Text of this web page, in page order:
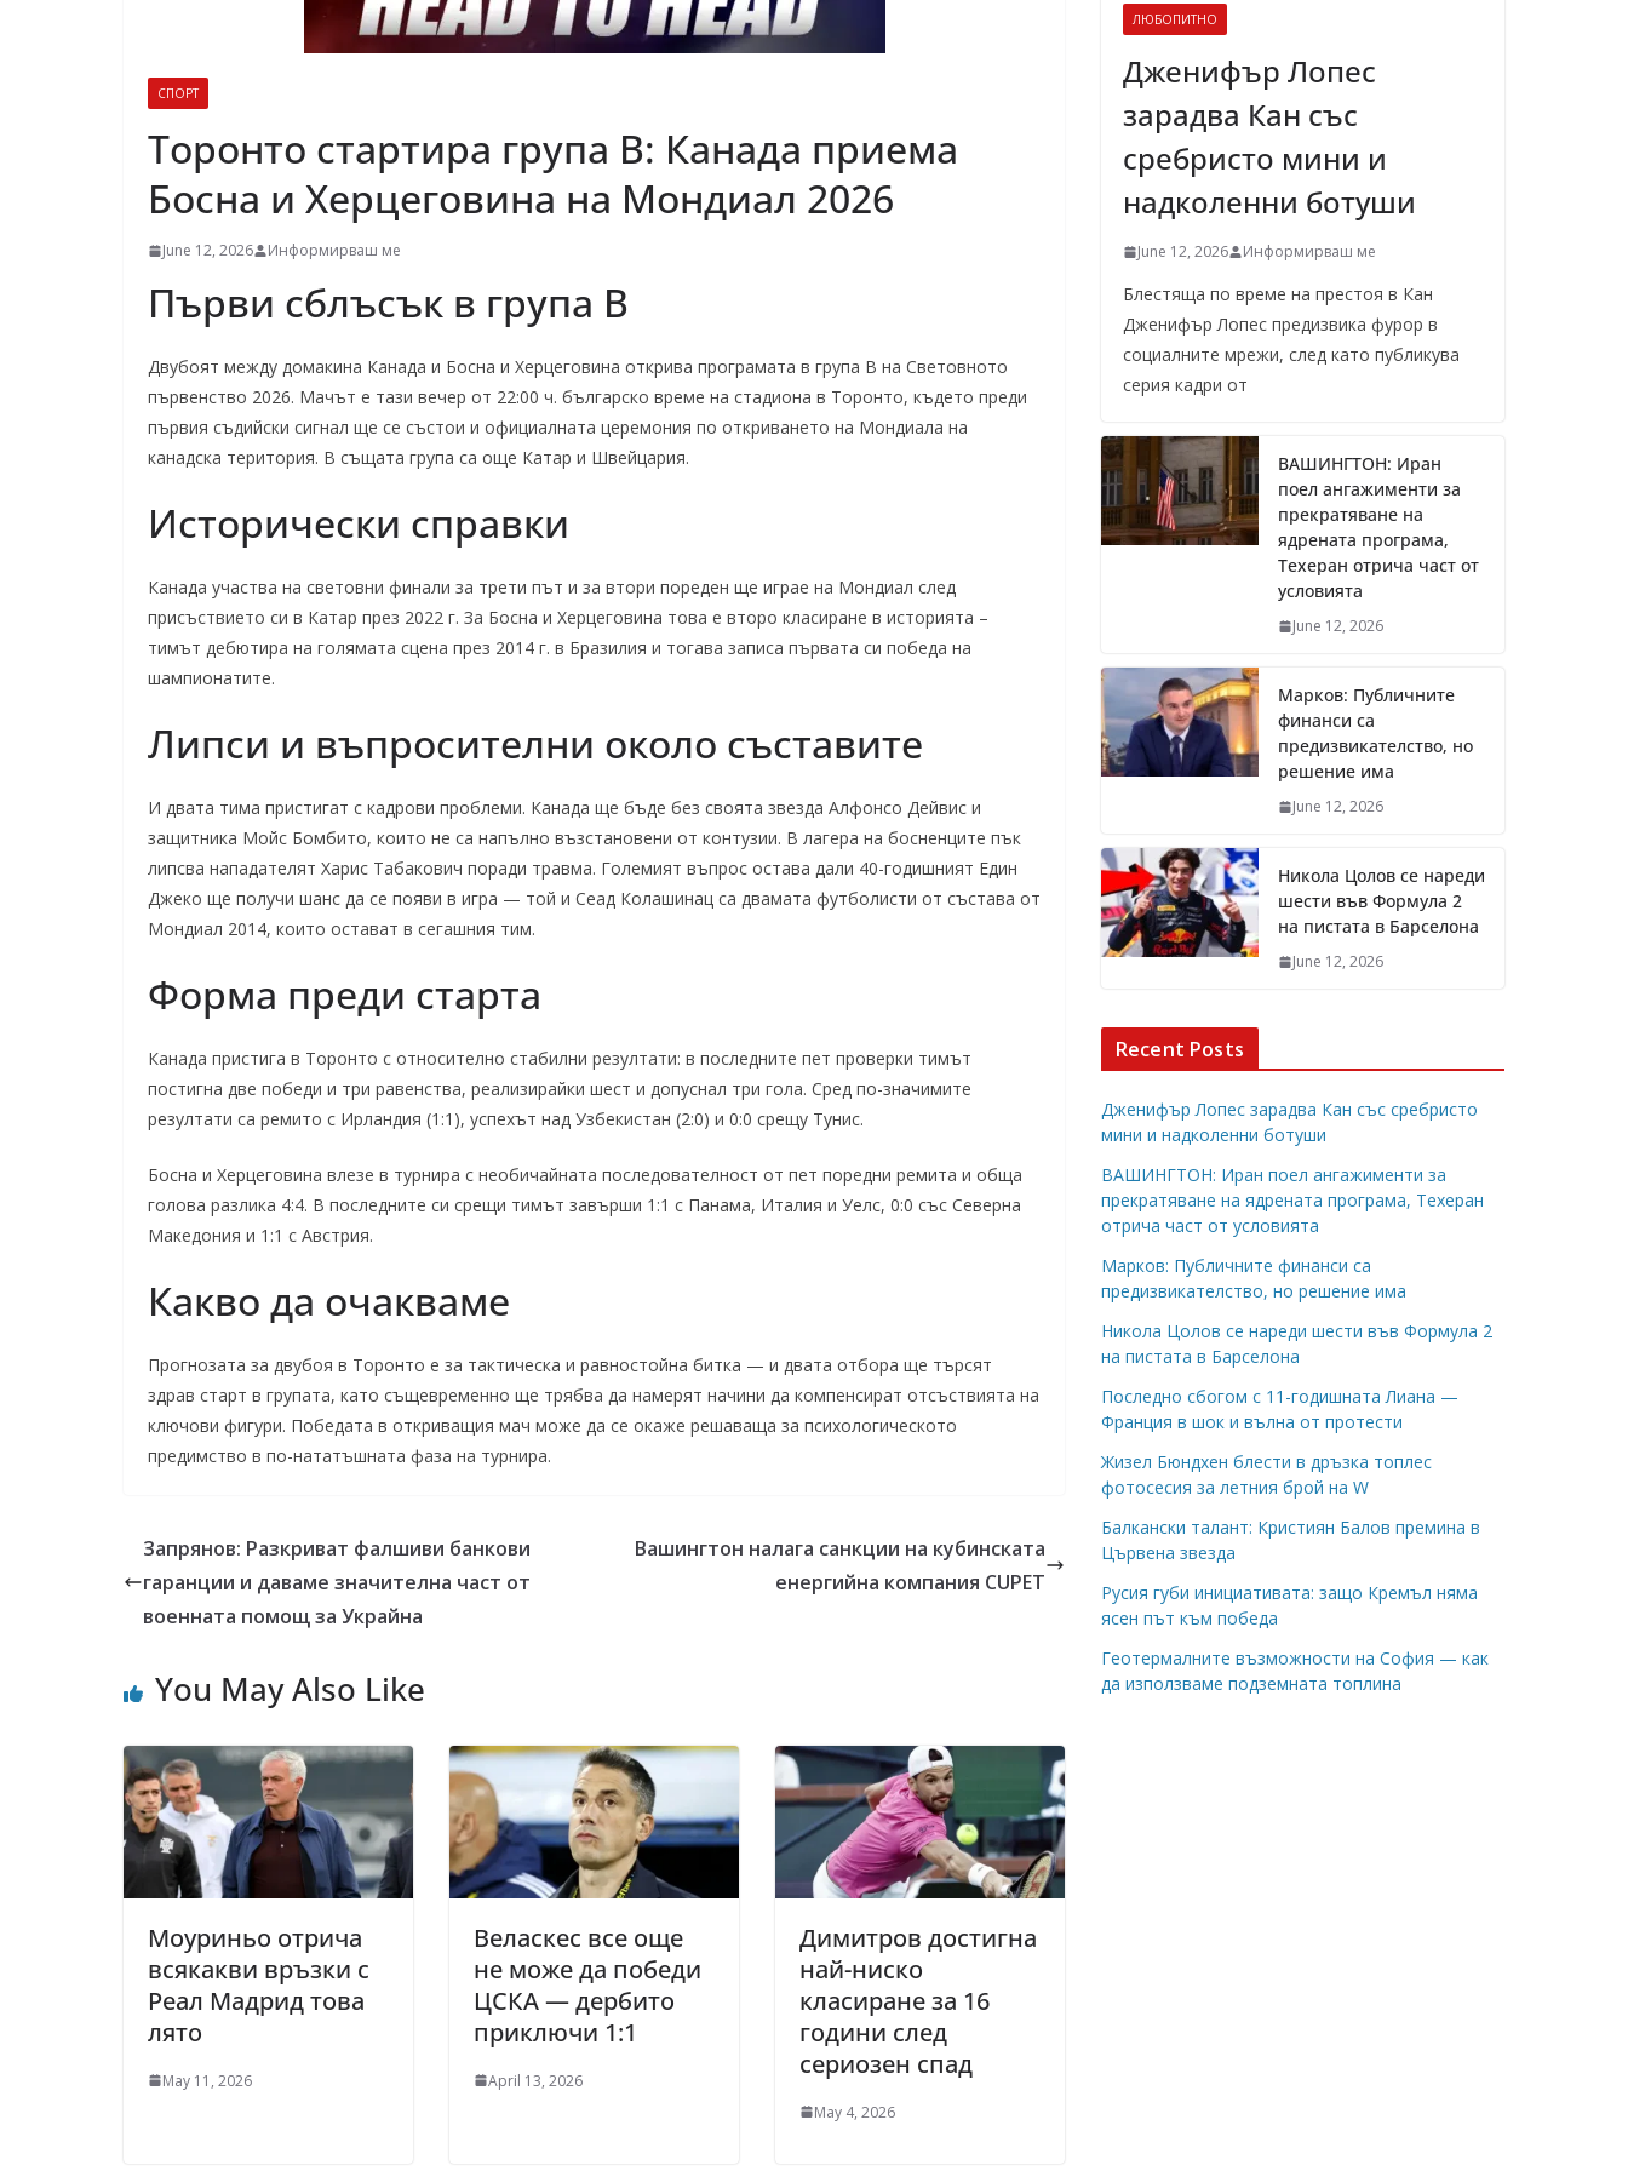
СПОРТ
Торонтo стартира група В: Канада приема
Босна и Херцеговина на Мондиал 2026
June 12, 2026 Информирваш ме
Първи сблъсък в група В
Двубоят между домакина Канада и Босна и Херцеговина открива програмата в група В на Световното
първенство 2026. Мачът е тази вечер от 22:00 ч. българско време на стадиона в Торонто, където преди
първия съдийски сигнал ще се състои и официалната церемония по откриването на Мондиала на
канадска територия. В същата група са още Катар и Швейцария.
Исторически справки
Канада участва на световни финали за трети път и за втори пореден ще играе на Мондиал след
присъствието си в Катар през 2022 г. За Босна и Херцеговина това е второ класиране в историята –
тимът дебютира на голямата сцена през 2014 г. в Бразилия и тогава записа първата си победа на
шампионатите.
Липси и въпросителни около съставите
И двата тима пристигат с кадрови проблеми. Канада ще бъде без своята звезда Алфонсо Дейвис и
защитника Мойс Бомбито, които не са напълно възстановени от контузии. В лагера на босненците пък
липсва нападателят Харис Табакович поради травма. Големият въпрос остава дали 40-годишният Един
Джеко ще получи шанс да се появи в игра — той и Сеад Колашинац са двамата футболисти от състава от
Мондиал 2014, които остават в сегашния тим.
Форма преди старта
Канада пристига в Торонто с относително стабилни резултати: в последните пет проверки тимът
постигна две победи и три равенства, реализирайки шест и допуснал три гола. Сред по-значимите
резултати са ремито с Ирландия (1:1), успехът над Узбекистан (2:0) и 0:0 срещу Тунис.
Босна и Херцеговина влезе в турнира с необичайната последователност от пет поредни ремита и обща
голова разлика 4:4. В последните си срещи тимът завърши 1:1 с Панама, Италия и Уелс, 0:0 със Северна
Македония и 1:1 с Австрия.
Какво да очакваме
Прогнозата за двубоя в Торонто е за тактическа и равностойна битка — и двата отбора ще търсят
здрав старт в групата, като същевременно ще трябва да намерят начини да компенсират отсъствията на
ключови фигури. Победата в откриващия мач може да се окаже решаваща за психологическото
предимство в по-нататъшната фаза на турнира.
Запрянов: Разкриват фалшиви банкови
гаранции и даваме значителна част от
военната помощ за Украйна
Вашингтон налага санкции на кубинската
енергийна компания CUPET
You May Also Like
Моуриньо отрича
всякакви връзки с
Реал Мадрид това
лято
May 11, 2026
Веласкес все още
не може да победи
ЦСКА — дербито
приключи 1:1
April 13, 2026
Димитров достигна
най-ниско
класиране за 16
години след
сериозен спад
May 4, 2026
ЛЮБОПИТНО
Дженифър Лопес
зарадва Кан със
сребристо мини и
надколенни ботуши
June 12, 2026 Информирваш ме
Блестяща по време на престоя в Кан
Дженифър Лопес предизвика фурор в
социалните мрежи, след като публикува
серия кадри от
ВАШИНГТОН: Иран
поел ангажименти за
прекратяване на
ядрената програма,
Техеран отрича част от
условията
June 12, 2026
Марков: Публичните
финанси са
предизвикателство, но
решение има
June 12, 2026
Никола Цолов се нареди
шести във Формула 2
на пистата в Барселона
June 12, 2026
Recent Posts
Дженифър Лопес зарадва Кан със сребристо
мини и надколенни ботуши
ВАШИНГТОН: Иран поел ангажименти за
прекратяване на ядрената програма, Техеран
отрича част от условията
Марков: Публичните финанси са
предизвикателство, но решение има
Никола Цолов се нареди шести във Формула 2
на пистата в Барселона
Последно сбогом с 11-годишната Лиана —
Франция в шок и вълна от протести
Жизел Бюндхен блести в дръзка топлес
фотосесия за летния брой на W
Балкански талант: Кристиян Балов премина в
Цървена звезда
Русия губи инициативата: защо Кремъл няма
ясен път към победа
Геотермалните възможности на София — как
да използваме подземната топлина